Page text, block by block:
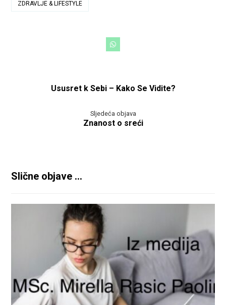
ZDRAVLJE & LIFESTYLE
Ususret k Sebi – Kako Se Vidite?
Sljedeća objava
Znanost o sreći
Slične objave ...